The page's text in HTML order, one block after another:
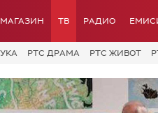
МАГАЗИН ТВ РАДИО
РТС ДРАМА РТС ЖИВОТ